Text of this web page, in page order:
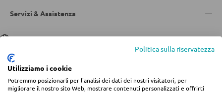
TAVOLI DA SOGGIORNO
Servizi & Assistenza
LinguaDeutsch|Italiano
© 2026 Centro arredamento Jungmann
Politica sulla riservatezza
Utilizziamo i cookie
Potremmo posizionarli per l'analisi dei dati dei nostri visitatori, per
migliorare il nostro sito Web, mostrare contenuti personalizzati e offrirti